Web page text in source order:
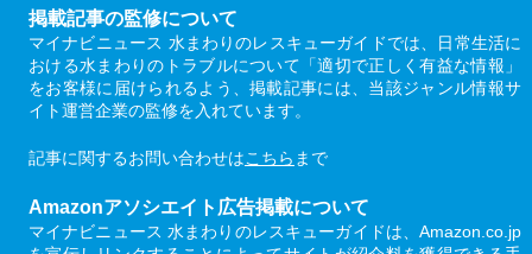
掲載記事の監修について
マイナビニュース 水まわりのレスキューガイドでは、日常生活に
おける水まわりのトラブルについて「適切で正しく有益な情報」
をお客様に届けられるよう、掲載記事には、当該ジャンル情報サ
イト運営企業の監修を入れています。
記事に関するお問い合わせはこちら まで
Amazonアソシエイト広告掲載について
マイナビニュース 水まわりのレスキューガイドは、Amazon.co.jp